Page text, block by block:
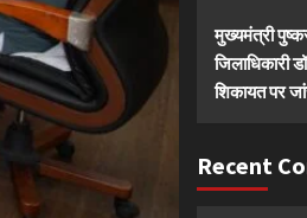
मुख्यमंत्री
जिलाधिकारी
शिकायत पर
Recent